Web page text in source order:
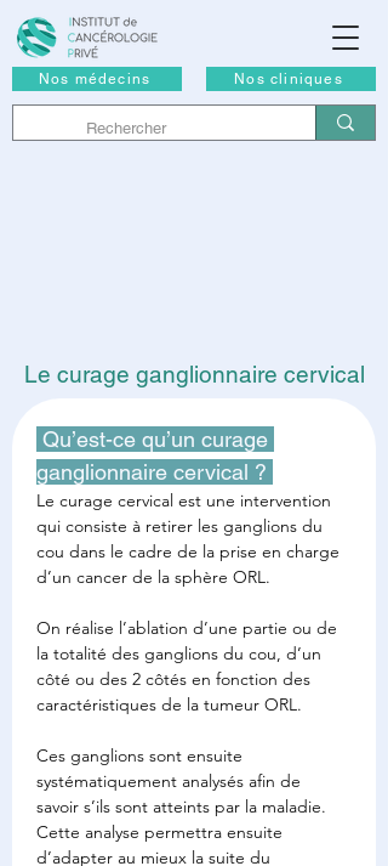
Nos médecins Nos cliniques
Le curage ganglionnaire cervical
ganglionnaire cervical ?
Le curage cervical est une intervention
qui consiste à retirer les ganglions du
cou dans le cadre de la prise en charge
d’un cancer de la sphère ORL.
On réalise l’ablation d’une partie ou de
la totalité des ganglions du cou, d’un
côté ou des 2 côtés en fonction des
caractéristiques de la tumeur ORL.
Ces ganglions sont ensuite
systématiquement analysés afin de
savoir s’ils sont atteints par la maladie.
Cette analyse permettra ensuite
d’adapter au mieux la suite du